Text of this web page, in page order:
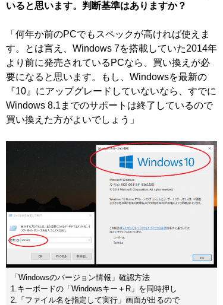
いると思います。判断基準はありますか？
「何年か前のPCでもスペックが高ければ使えま
す。とは言え、Windows 7を搭載していた2014年
より前に発売されているPCなら、買い換えが必
要になると思います。もし、Windowsを最新の
『10』にアップグレードしていないなら、すでに
Windows 8.1までのサポートは終了しているので
買い換えた方がよいでしょう」
「Windowsのバージョン情報」確認方法
1.キーボードの「Windowsキー＋R」を同時押し
2.「ファイル名を指定して実行」画面が出るので